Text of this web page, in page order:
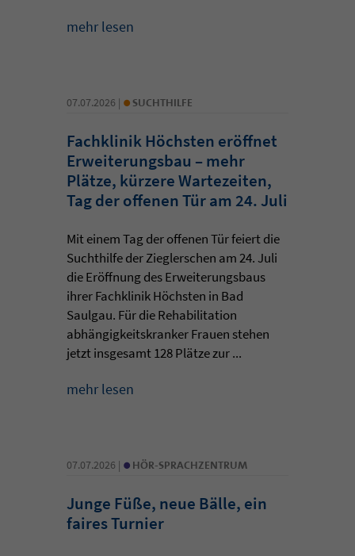
mehr lesen
07.07.2026 | • SUCHTHILFE
Fachklinik Höchsten eröffnet
Erweiterungsbau – mehr
Plätze, kürzere Wartezeiten,
Tag der offenen Tür am 24. Juli
Mit einem Tag der offenen Tür feiert die
Suchthilfe der Zieglerschen am 24. Juli
die Eröffnung des Erweiterungsbaus
ihrer Fachklinik Höchsten in Bad
Saulgau. Für die Rehabilitation
abhängigkeitskranker Frauen stehen
jetzt insgesamt 128 Plätze zur ...
mehr lesen
07.07.2026 | • HÖR-SPRACHZENTRUM
Junge Füße, neue Bälle, ein
faires Turnier